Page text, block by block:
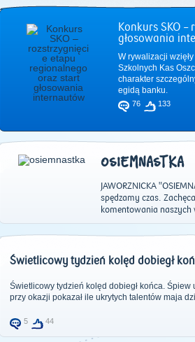
Konkurs SKO
głosowania
W rywalizacji
Szkolnych Kas
charakter
egidą banku.
76 133
OSIEMNASTKA
JAWORZNICKA
spędzamy czas.
komentowania naszych
Świetlicowy tydzień kolęd dobiegł
Świetlicowy tydzień kolęd dobiegł końca.
przy okazji pokazał ile ukrytych talentów maja
5 44